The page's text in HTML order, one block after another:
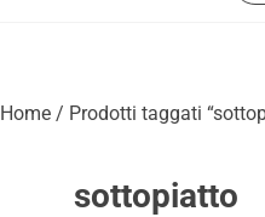
Home / Prodotti taggati
sottopiatto